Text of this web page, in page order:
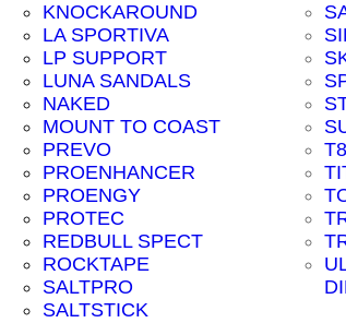
KNOCKAROUND
LA SPORTIVA
LP SUPPORT
LUNA SANDALS
NAKED
MOUNT TO COAST
PREVO
PROENHANCER
PROENGY
PROTEC
REDBULL SPECT
ROCKTAPE
SALTPRO
SALTSTICK
T8